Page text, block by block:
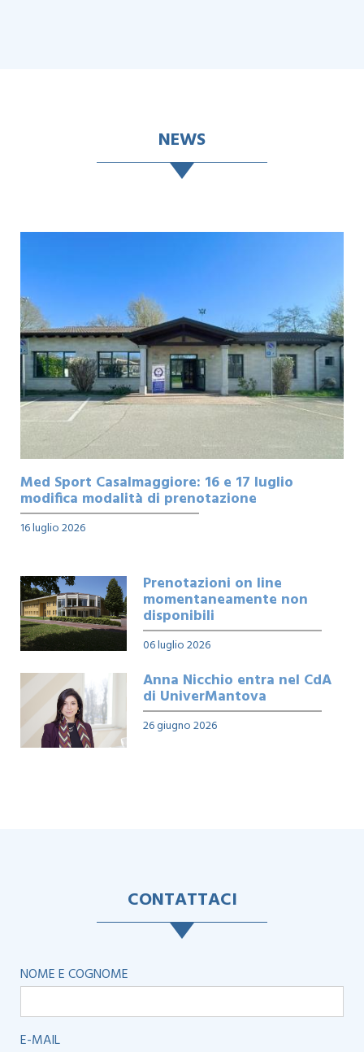
NEWS
Leggi articolo
Med Sport Casalmaggiore: 16 e 17 luglio
modifica modalità di prenotazione
16 luglio 2026
Leggi articolo Prenotazioni on line
momentaneamente non
disponibili
06 luglio 2026
Leggi articolo Anna Nicchio entra nel CdA
di UniverMantova
26 giugno 2026
CONTATTACI
NOME E COGNOME
E-MAIL